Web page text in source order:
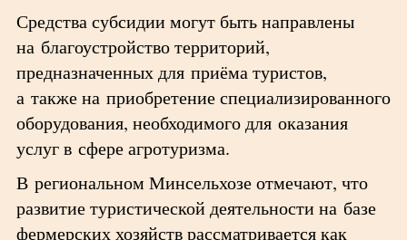
Средства субсидии могут быть направлены
на благоустройство территорий,
предназначенных для приёма туристов,
а также на приобретение специализированного
оборудования, необходимого для оказания
услуг в сфере агротуризма.
В региональном Минсельхозе отмечают, что
развитие туристической деятельности на базе
фермерских хозяйств рассматривается как